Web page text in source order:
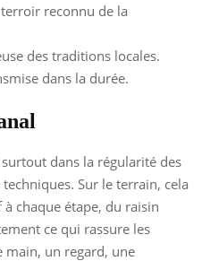
reconnu de la
des traditions locales.
dans la durée.
dans la régularité des
Sur le terrain, cela
chaque étape, du raisin
ce qui rassure les
main, un regard, une